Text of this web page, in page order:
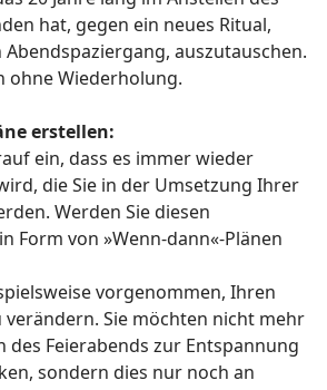
hat, gegen ein neues Ritual,
Abendspaziergang, auszutauschen.
ohne Wiederholung.
erstellen:
ein, dass es immer wieder
die Sie in der Umsetzung Ihrer
Werden Sie diesen
Form von »Wenn-dann«-Plänen
vorgenommen, Ihren
Sie möchten nicht mehr
des Feierabends zur Entspannung
sondern dies nur noch an